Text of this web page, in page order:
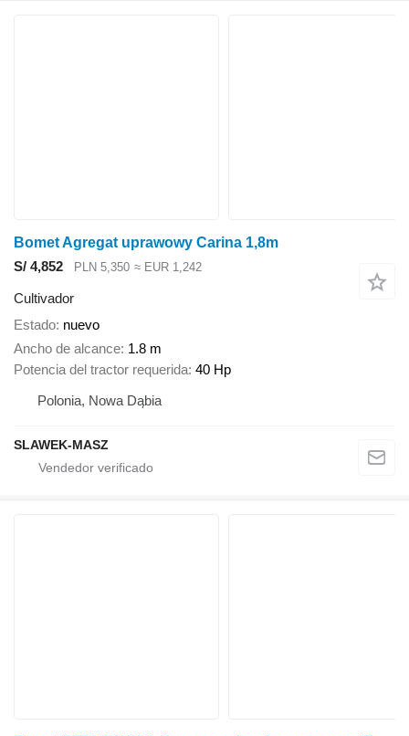
Bomet Agregat uprawowy Carina 1,8m
S/ 4,852
PLN 5,350 ≈ EUR 1,242
Cultivador
Estado nuevo
Ancho de alcance 1.8 m
Potencia del tractor requerida 40 Hp
Polonia, Nowa Dąbia
SLAWEK-MASZ